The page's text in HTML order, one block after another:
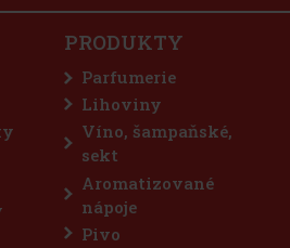
451 Kč
Or Multi-Purpose Dry Oil
Purpose Dry Oil je ikonický suchý
olejů 100% rostlinného původu s
částečkami. Tento unikátní produkt
saténový pocit, ale i neo
PRODUKTY
Parfumerie
Lihoviny
Víno, šampaňské,
sekt
Aromatizované
nápoje
Pivo